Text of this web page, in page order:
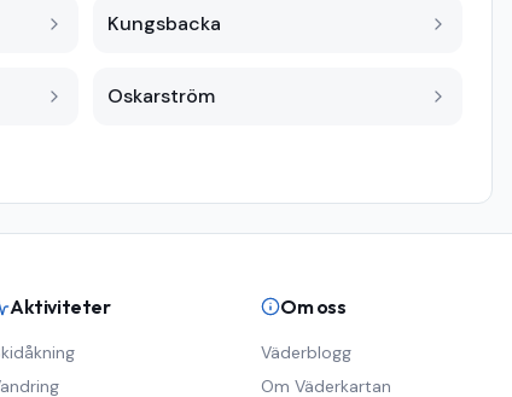
Kungsbacka
Oskarström
Aktiviteter Om oss
Väderblogg
Om Väderkartan